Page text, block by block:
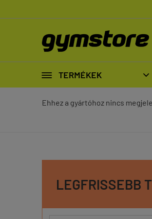
 TERMÉKEK 
Ehhez a gyártóhoz nincs
LEGFRISSEBB